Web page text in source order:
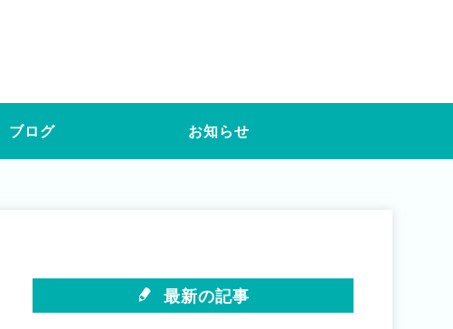
ブログ お知らせ
最新の記事